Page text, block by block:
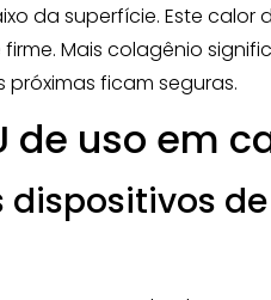
da superfície. Este
Mais colagênio
ficam seguras.
de uso em
dispositivos